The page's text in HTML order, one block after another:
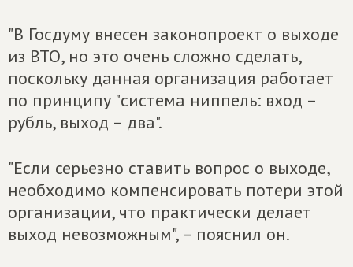
"В Госдуму внесен законопроект о выходе
из ВТО, но это очень сложно сделать,
поскольку данная организация работает
по принципу "система ниппель: вход –
рубль, выход – два".
"Если серьезно ставить вопрос о выходе,
необходимо компенсировать потери этой
организации, что практически делает
выход невозможным", – пояснил он.